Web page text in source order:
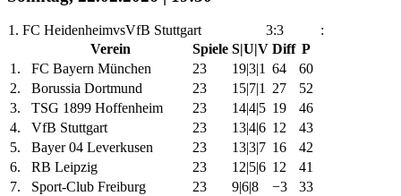
1. FC HeidenheimvsVfB Stuttgart 3:3
:
Verein
Spiele S|U|V Diff P
1.
FC Bayern München 23 19|3|1 64
60
2.
Borussia Dortmund 23 15|7|1 27
52
3.
TSG 1899 Hoffenheim 23 14|4|5 19
46
4.
VfB Stuttgart 23 13|4|6 12
43
5.
Bayer 04 Leverkusen 23 13|3|7 16
42
6.
RB Leipzig 23 12|5|6 12
41
7.
Sport-Club Freiburg 23 9|6|8 −3
33